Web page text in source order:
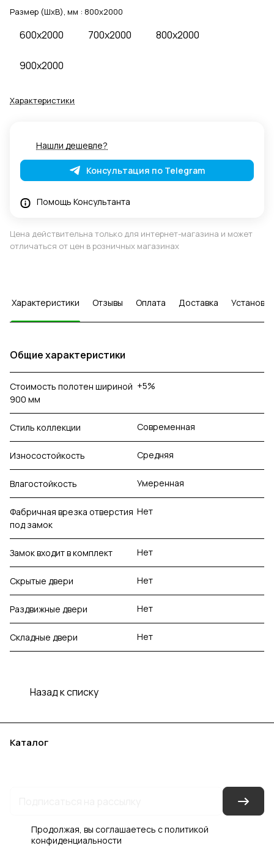
Размер (ШхВ), мм : 800x2000
600x2000 700x2000 800x2000
900x2000
Характеристики
Нашли дешевле?
Консультация по Telegram
Помощь Консультанта
Цена действительна только для интернет-магазина и может
отличаться от цен в розничных магазинах
Характеристики Отзывы Оплата Доставка Установка
Общие характеристики
Стоимость полотен шириной
900 мм
+5%
Стиль коллекции Современная
Износостойкость Средняя
Влагостойкость Умеренная
Фабричная врезка отверстия
под замок
Нет
Замок входит в комплект Нет
Скрытые двери Нет
Раздвижные двери Нет
Складные двери Нет
Назад к списку
Каталог
Продолжая, вы соглашаетесь сполитикой
конфиденциальности